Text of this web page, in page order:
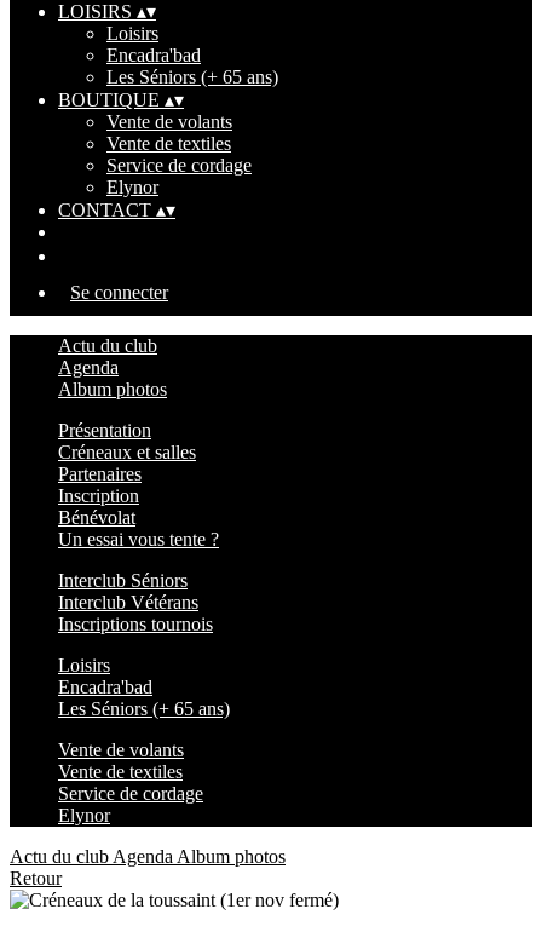
LOISIRS ▴▾
Loisirs
Encadra'bad
Les Séniors (+ 65 ans)
BOUTIQUE ▴▾
Vente de volants
Vente de textiles
Service de cordage
Elynor
CONTACT ▴▾
Se connecter
Actu du club
Agenda
Album photos
Présentation
Créneaux et salles
Partenaires
Inscription
Bénévolat
Un essai vous tente ?
Interclub Séniors
Interclub Vétérans
Inscriptions tournois
Loisirs
Encadra'bad
Les Séniors (+ 65 ans)
Vente de volants
Vente de textiles
Service de cordage
Elynor
Actu du club Agenda Album photos
Retour